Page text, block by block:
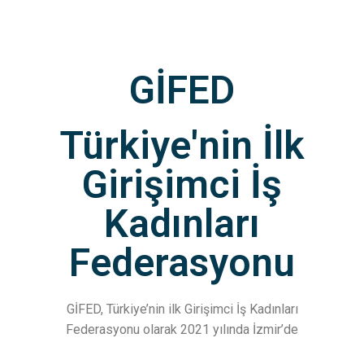
GİFED
Türkiye'nin İlk
Girişimci İş
Kadınları
Federasyonu
GİFED, Türkiye’nin ilk Girişimci İş Kadınları
Federasyonu olarak 2021 yılında İzmir’de